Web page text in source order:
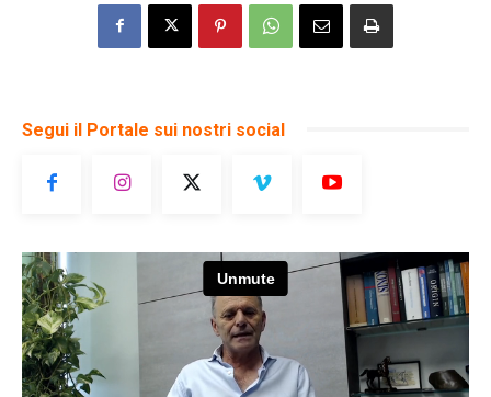
Segui il Portale sui nostri social